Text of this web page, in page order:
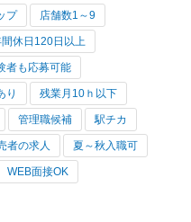
プ 店舗数1～9
間休日120日以上
者も応募可能
り 残業月10ｈ以下
管理職候補 駅チカ
者の求人 夏～秋入職可
WEB面接OK